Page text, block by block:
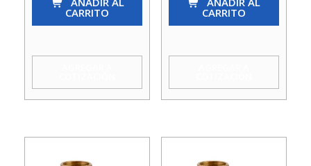
X
X
Agua
Taumm
CARRITO
X
X
Agua
Taumm
CARRITO